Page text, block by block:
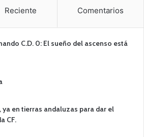
Reciente Comentarios
C.D. 0: El sueño del ascenso está
en tierras andaluzas para dar el
CF.